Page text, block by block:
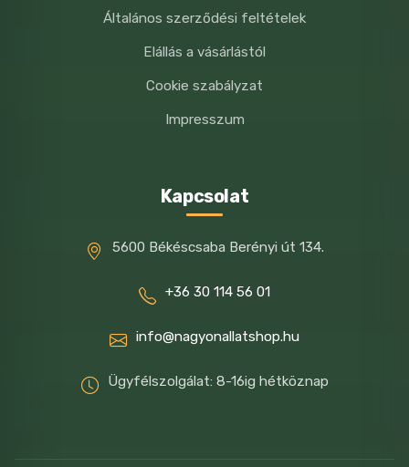
Általános szerződési feltételek
Elállás a vásárlástól
Cookie szabályzat
Impresszum
Kapcsolat
5600 Békéscsaba Berényi út 134.
+36 30 114 56 01
info@nagyonallatshop.hu
Ügyfélszolgálat: 8-16ig hétköznap